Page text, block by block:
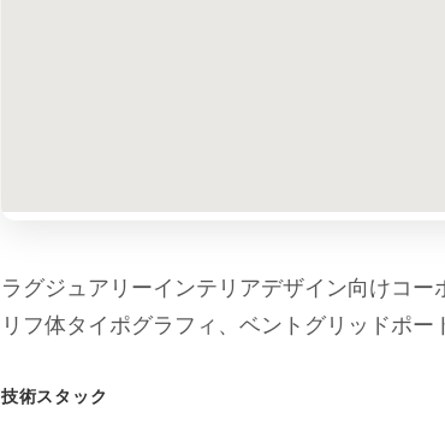
ラグジュアリーインテリアデザイン向けコ
リフ体タイポグラフィ、ベントグリッドポー
技術スタック